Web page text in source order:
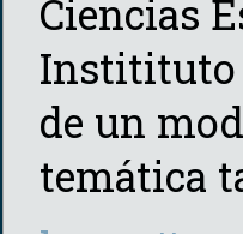
Ciencias
Institituto
de un
temática